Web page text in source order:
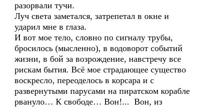
разорвали тучи.
Луч света заметался, затрепетал в окне и
ударил мне в глаза.
И вот мое тело, словно по сигналу трубы,
бросилось (мысленно), в водоворот событий
жизни, в бой за возрождение, навстречу все
рискам бытия. Всё мое страдающее существо
воскресло, переоделось в корсара и с
развернутыми парусами на пиратском корабле
рвануло… К свободе… Вон!... Вон, из